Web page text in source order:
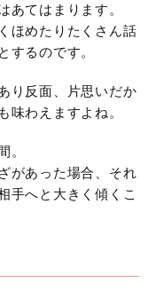
あてはまります。
ほめたりたくさん話
するのです。
り反面、片思いだか
味わえますよね。
。
があった場合、それ
手へと大きく傾くこ